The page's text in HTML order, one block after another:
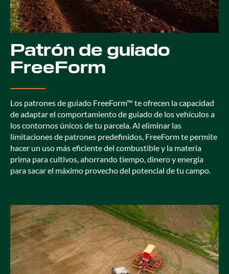
Patrón de guiado
FreeForm
Los patrones de guiado FreeForm™ te ofrecen la capacidad
de adaptar el comportamiento de guiado de los vehículos a
los contornos únicos de tu parcela. Al eliminar las
limitaciones de patrones predefinidos, FreeForm te permite
hacer un uso más eficiente del combustible y la materia
prima para cultivos, ahorrando tiempo, dinero y energía
para sacar el máximo provecho del potencial de tu campo.